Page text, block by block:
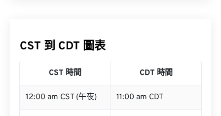
CST 到 CDT 圖表
CST 時間 CDT 時間
12:00 am CST (午夜) 11:00 am CDT